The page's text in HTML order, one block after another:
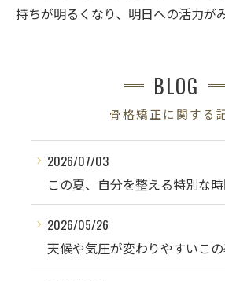
持ちが明るくなり、明日への活力が
BLOG
骨格矯正に関する
2026/07/03
この夏、自分を整える特別な
2026/05/26
天候や気圧が変わりやすいこ